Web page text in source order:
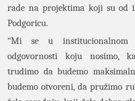
rade na projektima koji su od
Podgoricu.
“Mi se u institucionalnom
odgovornosti koju nosimo,
trudimo da budemo
budemo otvoreni, da pružimo